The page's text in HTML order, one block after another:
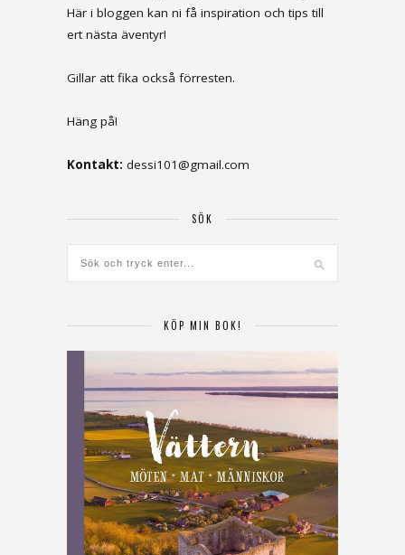
Här i bloggen kan ni få inspiration och tips till
ert nästa äventyr!
Gillar att fika också förresten.
Häng på!
Kontakt: dessi101@gmail.com
SÖK
KÖP MIN BOK!